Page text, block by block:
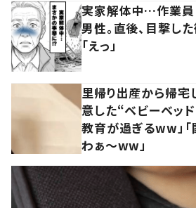
実家解体中…作業員
男性。直後、目撃し
「えっ」
里帰り出産から帰
意した“ベビーベッ
教育が過ぎるww」
わぁ～ww」